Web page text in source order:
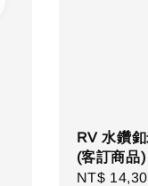
RV 水鑽
(客訂商品)
Regular
NT$